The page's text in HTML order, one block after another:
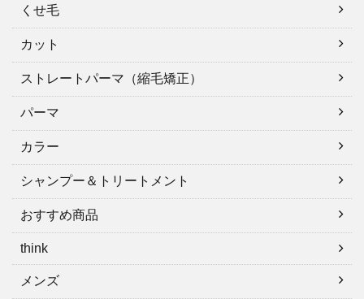
くせ毛
カット
ストレートパーマ（縮毛矯正）
パーマ
カラー
シャンプー＆トリートメント
おすすめ商品
think
メンズ